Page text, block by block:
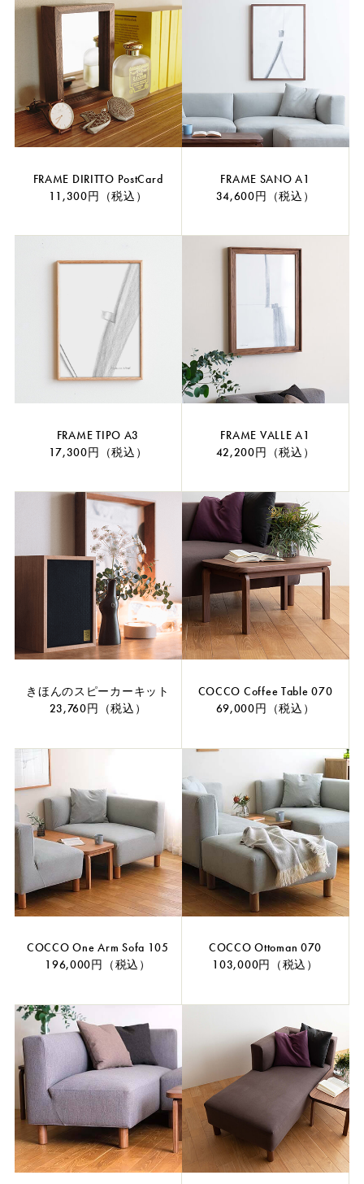
FRAME DIRITTO PostCard
11,300円（税込）
FRAME SANO A1
34,600円（税込）
FRAME TIPO A3
17,300円（税込）
FRAME VALLE A1
42,200円（税込）
きほんのスピーカーキット
23,760円（税込）
COCCO Coffee Table 070
69,000円（税込）
COCCO One Arm Sofa 105
196,000円（税込）
COCCO Ottoman 070
103,000円（税込）